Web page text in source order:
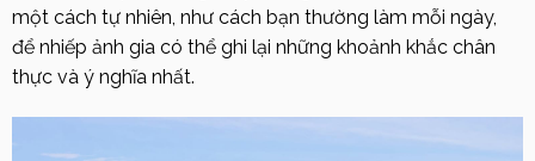
một cách tự nhiên, như cách bạn thường làm mỗi ngày,
để nhiếp ảnh gia có thể ghi lại những khoảnh khắc chân
thực và ý nghĩa nhất.